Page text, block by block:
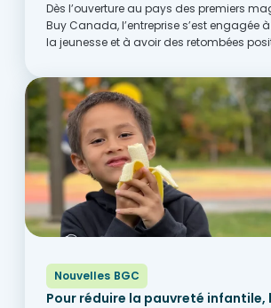
Dès l’ouverture au pays des premiers
Buy Canada, l’entreprise s’est engagée
la jeunesse et à avoir des retombées
engagement a notamment pris la...
Nouvelles BGC
Pour réduire la pauvreté infantile,